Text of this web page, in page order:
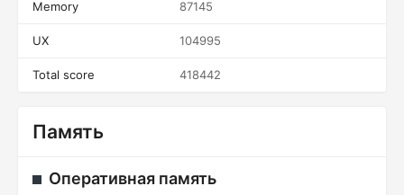
Memory 87145
UX 104995
Total score 418442
Память
Оперативная память